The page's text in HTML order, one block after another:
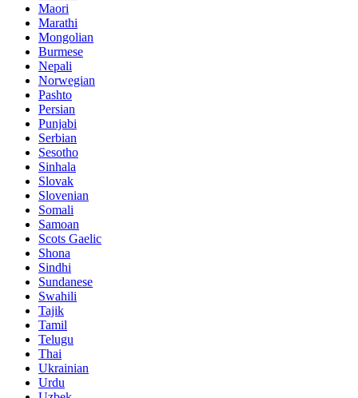
Maori
Marathi
Mongolian
Burmese
Nepali
Norwegian
Pashto
Persian
Punjabi
Serbian
Sesotho
Sinhala
Slovak
Slovenian
Somali
Samoan
Scots Gaelic
Shona
Sindhi
Sundanese
Swahili
Tajik
Tamil
Telugu
Thai
Ukrainian
Urdu